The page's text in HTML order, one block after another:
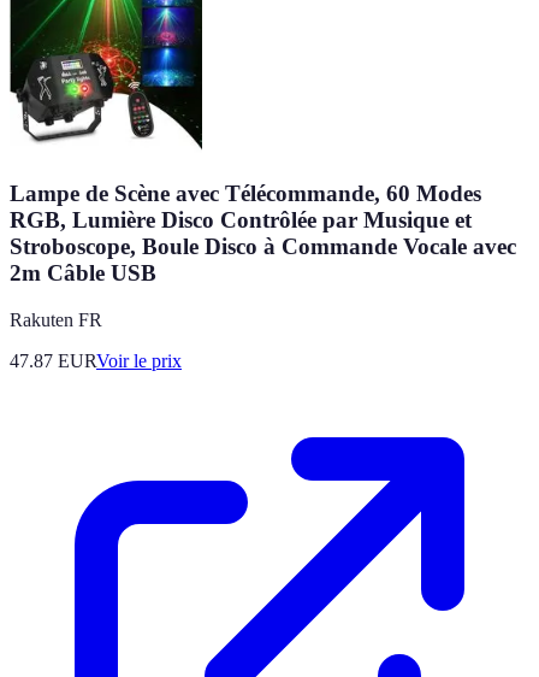
Lampe de Scène avec Télécommande, 60 Modes
RGB, Lumière Disco Contrôlée par Musique et
Stroboscope, Boule Disco à Commande Vocale avec
2m Câble USB
Rakuten FR
47.87 EURVoir le prix